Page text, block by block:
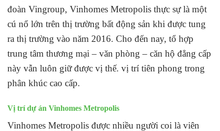
đoàn Vingroup, Vinhomes Metropolis thực sự là một
cú nổ lớn trên thị trường bất động sản khi được tung
ra thị trường vào năm 2016. Cho đến nay, tổ hợp
trung tâm thương mại – văn phòng – căn hộ đẳng cấp
này vẫn luôn giữ được vị thế. vị trí tiên phong trong
phân khúc cao cấp.
Vị trí dự án Vinhomes Metropolis
Vinhomes Metropolis được nhiều người coi là viên